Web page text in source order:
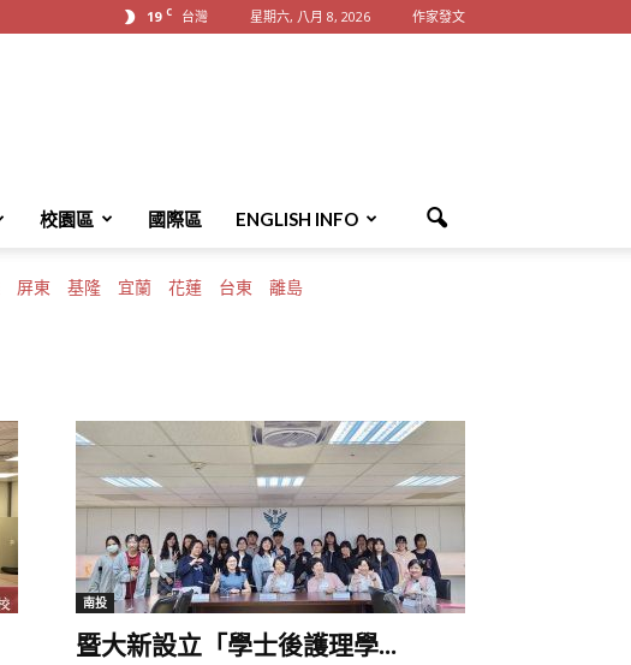
19 C 台灣 星期六, 八月 8, 2026 作家發文
校園區 國際區 ENGLISH INFO
屏東 基隆 宜蘭 花蓮 台東 離島
南投
暨大新設立「學士後護理學...